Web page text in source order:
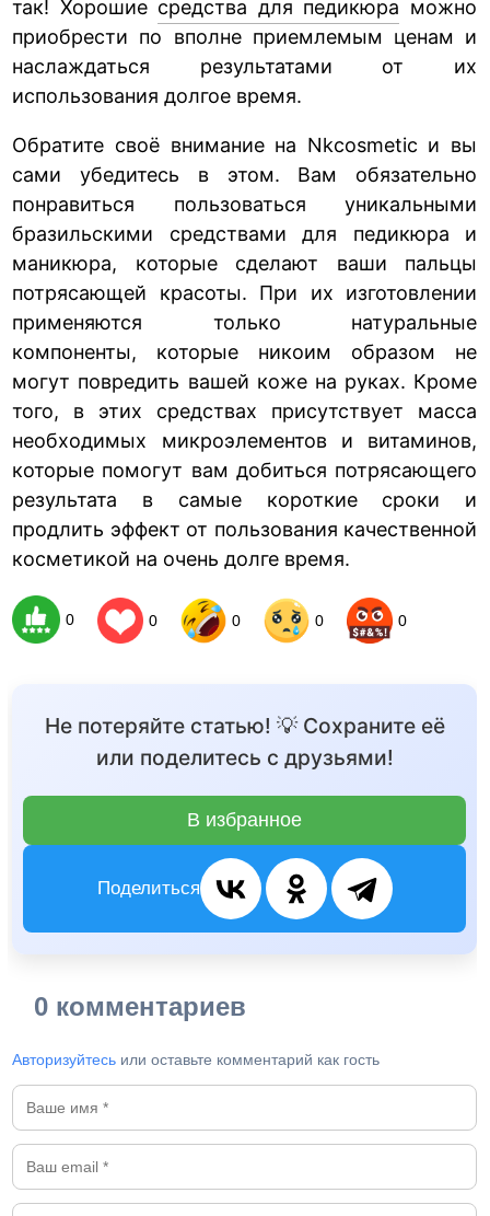
так! Хорошие средства для педикюра можно
приобрести по вполне приемлемым ценам и
наслаждаться результатами от их
использования долгое время.
Обратите своё внимание на Nkcosmetic и вы
сами убедитесь в этом. Вам обязательно
понравиться пользоваться уникальными
бразильскими средствами для педикюра и
маникюра, которые сделают ваши пальцы
потрясающей красоты. При их изготовлении
применяются только натуральные
компоненты, которые никоим образом не
могут повредить вашей коже на руках. Кроме
того, в этих средствах присутствует масса
необходимых микроэлементов и витаминов,
которые помогут вам добиться потрясающего
результата в самые короткие сроки и
продлить эффект от пользования качественной
косметикой на очень долге время.
0 0 0 0 0
Не потеряйте статью! 💡 Сохраните её
или поделитесь с друзьями!
В избранное
Поделиться
0 комментариев
Авторизуйтесь или оставьте комментарий как гость